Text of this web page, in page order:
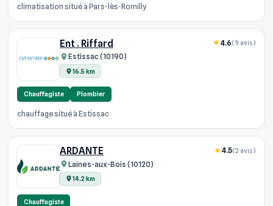
climatisation situé à Pars-lès-Romilly
Ent . Riffard
Estissac (10190)
16.5 km
4.6(9 avis)
Chauffagiste Plombier
chauffage situé à Estissac
ARDANTE
Laines-aux-Bois (10120)
14.2 km
4.5(2 avis)
Chauffagiste